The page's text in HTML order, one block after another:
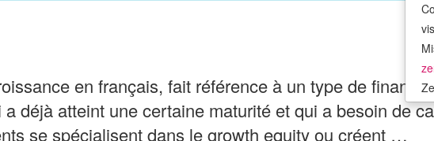
en français, fait référence à un type de
a déjà atteint une certaine maturité et qui a besoin de
se spécialisent dans le growth equity ou créent …